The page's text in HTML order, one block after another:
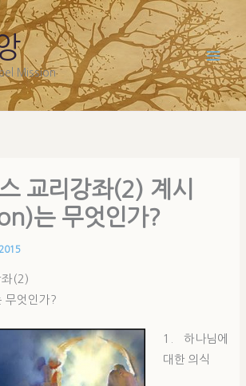
Mission
교리강좌(2) 계시
는 무엇인가?
좌(2)
무엇인가?
1. 하나님에
대한 의식